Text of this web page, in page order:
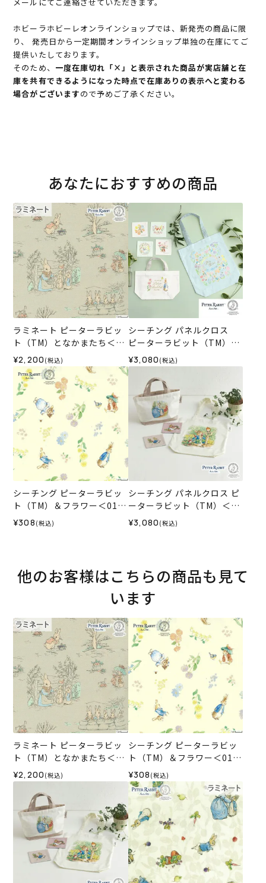
ホビーラホビーレオンラインショップでは、新発売の商品に限
り、 発売日から一定期間オンラインショップ単独の在庫にてご
提供いたしております。
そのため、 一度在庫切れ「×」と表示された商品が実店舗と在
庫を共有できるようになった時点で在庫ありの表示へと変わる
場合がございますので予めご了承ください。
あなたにおすすめの商品
ラミネート ピーターラビッ
ト（TM）となかまたち＜01
BE＞生地 ホビーラホビーレ
デザインコレクション
¥2,200 (税込)
シーチング パネルクロス
ピーターラビット（TM）＆
フラワー＜01X＞生地 ホビ
ーラホビーレデザインコレ
クション
¥3,080 (税込)
シーチング ピーターラビッ
ト（TM）＆フラワー＜01IV
＞生地 ホビーラホビーレデ
ザインコレクション
¥308 (税込)
シーチング パネルクロス ピ
ーターラビット（TM）＜01
X2＞生地 ホビーラホビーレ
デザインコレクション
¥3,080 (税込)
他のお客様はこちらの商品も見て
います
ラミネート ピーターラビッ
ト（TM）となかまたち＜01
BE＞生地 ホビーラホビーレ
デザインコレクション
¥2,200 (税込)
シーチング ピーターラビッ
ト（TM）＆フラワー＜01IV
＞生地 ホビーラホビーレデ
ザインコレクション
¥308 (税込)